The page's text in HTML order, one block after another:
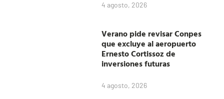
4 agosto, 2026
Verano pide revisar Conpes
que excluye al aeropuerto
Ernesto Cortissoz de
inversiones futuras
4 agosto, 2026